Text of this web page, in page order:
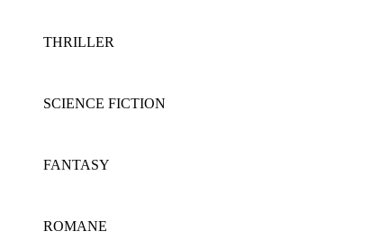
THRILLER
SCIENCE FICTION
FANTASY
ROMANE